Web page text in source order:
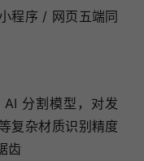
程序 / 网页五端同
分割模型，对发
复杂材质识别精度
齿